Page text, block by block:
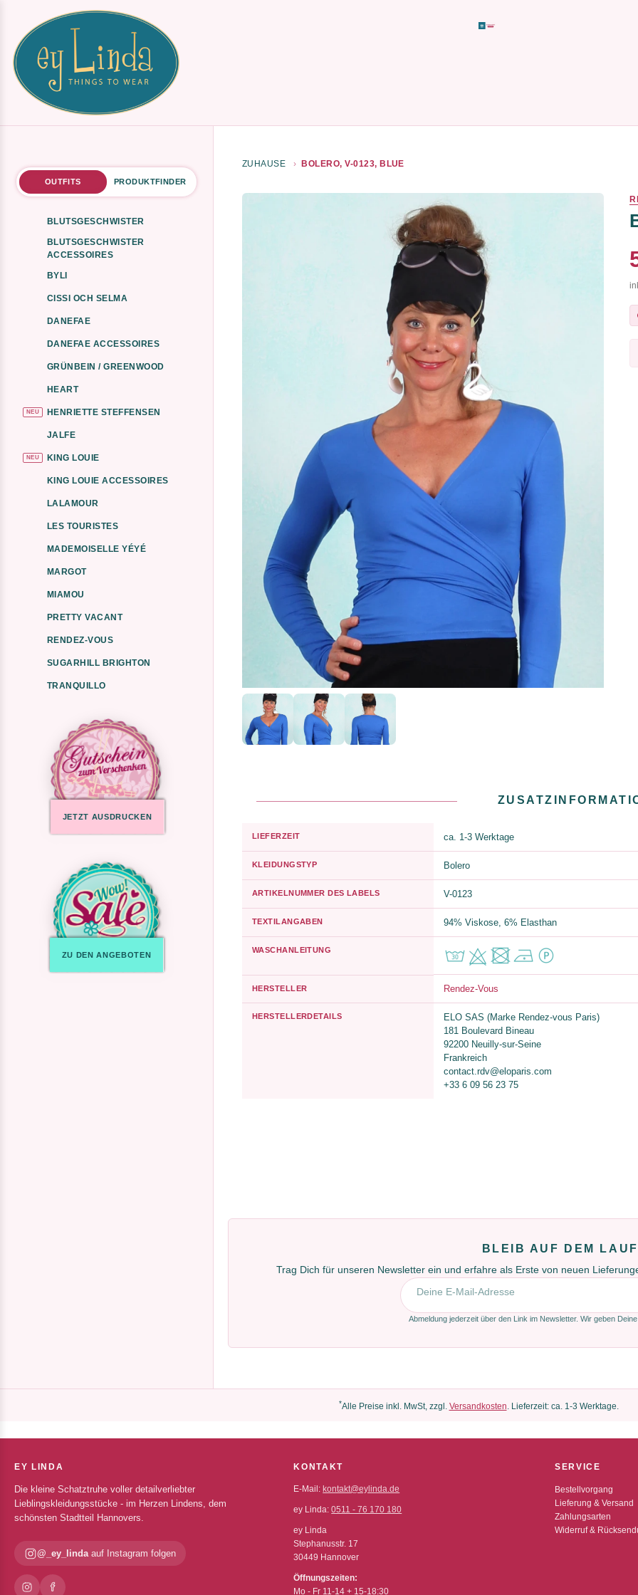
OUTFITS PRODUKTFINDER
BLUTSGESCHWISTER
BLUTSGESCHWISTER
ACCESSOIRES
BYLI
CISSI OCH SELMA
DANEFAE
DANEFAE ACCESSOIRES
GRÜNBEIN / GREENWOOD
HEART
NEU HENRIETTE STEFFENSEN
JALFE
NEU KING LOUIE
KING LOUIE ACCESSOIRES
LALAMOUR
LES TOURISTES
MADEMOISELLE YÉYÉ
MARGOT
MIAMOU
PRETTY VACANT
RENDEZ-VOUS
SUGARHILL BRIGHTON
TRANQUILLO
JETZT AUSDRUCKEN
ZU DEN ANGEBOTEN
ZUHAUSE BOLERO, V-0123, BLUE
LIEFERZEIT ca. 1-3 Werktage
KLEIDUNGSTYP Bolero
ARTIKELNUMMER DES LABELS V-0123
TEXTILANGABEN 94% Viskose, 6% Elasthan
WASCHANLEITUNG
HERSTELLER Rendez-Vous
HERSTELLERDETAILS
ELO SAS (Marke Rendez-vous Paris)
181 Boulevard Bineau
92200 Neuilly-sur-Seine
Frankreich
contact.rdv@eloparis.com
+33 6 09 56 23 75
BLEIB AUF DEM
Trag Dich für unseren Newsletter ein und erfahre als Erste von neuen
E-Mail-Adresse
Abmeldung jederzeit über den Link im Newsletter. Wir geben
*Alle Preise inkl. MwSt, zzgl. Versandkosten. Lieferzeit: ca. 1-3 Werktage.
EY LINDA
Die kleine Schatztruhe voller detailverliebter
Lieblingskleidungsstücke - im Herzen Lindens, dem
schönsten Stadtteil Hannovers.
@_ey_lindaauf Instagram folgen
KONTAKT
E-Mail: kontakt@eylinda.de
ey Linda:0511 - 76 170 180
ey Linda
Stephanusstr. 17
30449 Hannover
Öffnungszeiten:
Mo - Fr 11-14 + 15-18:30
SERVICE
Bestellvorgang
Lieferung & Versand
Zahlungsarten
Widerruf &